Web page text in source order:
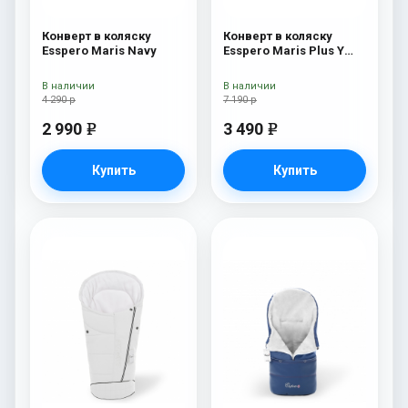
Конверт в коляску
Esspero Maris Navy
4 290 р
2 990 e
Купить
В наличии
Конверт в коляску
Esspero Maris Plus Y
мех) Milk
7 190 р
3 490 e
Купить
В наличии